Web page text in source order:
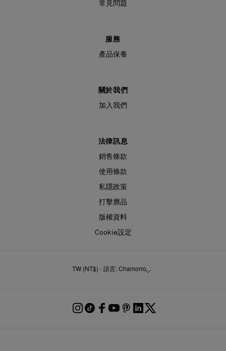
常見問題
服務
產品保養
關於我們
加入我們
法律訊息
銷售條款
使用條款
私隱政策
打擊膺品
版權資料
Cookie設定
TW (NT$) - 語言: Chamorro